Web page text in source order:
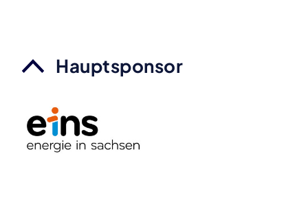
Hauptsponsor